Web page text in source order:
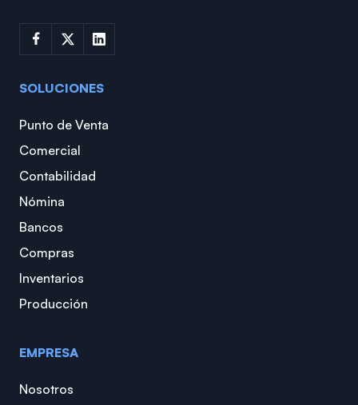
SOLUCIONES
Punto de Venta
Comercial
Contabilidad
Nómina
Bancos
Compras
Inventarios
Producción
EMPRESA
Nosotros